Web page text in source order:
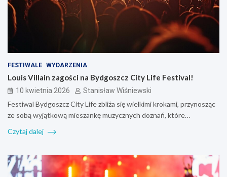
FESTIWALE WYDARZENIA
Louis Villain zagości na Bydgoszcz City Life Festival!
10 kwietnia 2026 Stanisław Wiśniewski
Festiwal Bydgoszcz City Life zbliża się wielkimi krokami, przynosząc
ze sobą wyjątkową mieszankę muzycznych doznań, które…
Czytaj dalej